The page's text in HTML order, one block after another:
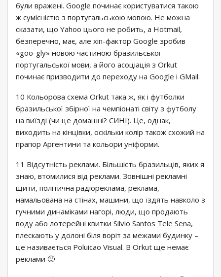
були вражені. Google починає користуватися такою
ж сумісністю з португальською мовою. Не можна
сказати, що Yahoo цього не робить, а Hotmail,
безперечно, має, але хіп-фактор Google зробив
«goo-gly» новою частиною бразильської
португальської мови, а його асоціація з Orkut
починає призводити до переходу на Google і GMail.
10 Кольорова схема Orkut така ж, як і футболки
бразильської збірної на чемпіонаті світу з футболу
на виїзді (чи це домашні? СИНІ). Це, однак,
виходить на кінцівки, оскільки колір також схожий на
прапор Аргентини та кольори уніформи.
11 Відсутність реклами. Більшість бразильців, яких я
знаю, втомилися від реклами. Зовнішні рекламні
щити, політична радіореклама, реклама,
намальована на стінах, машини, що їздять навколо з
гучними динаміками нагорі, люди, що продають
воду або лотерейні квитки Silvio Santos Tele Sena,
плескають у долоні біля воріт за межами будинку –
це називається Poluicao Visual. В Orkut ще немає
реклами 🙂